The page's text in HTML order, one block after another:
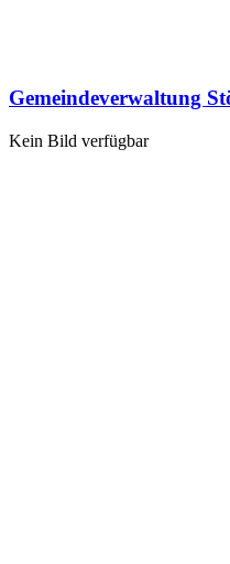
Gemeindeverwaltung
Kein Bild verfügbar